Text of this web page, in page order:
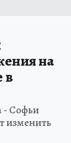
на
в
- Софьи
изменить